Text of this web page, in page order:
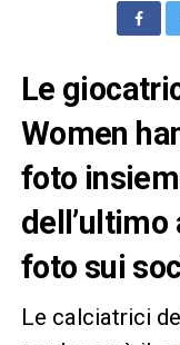
Le
Women
foto
foto sui
Le calciatrici